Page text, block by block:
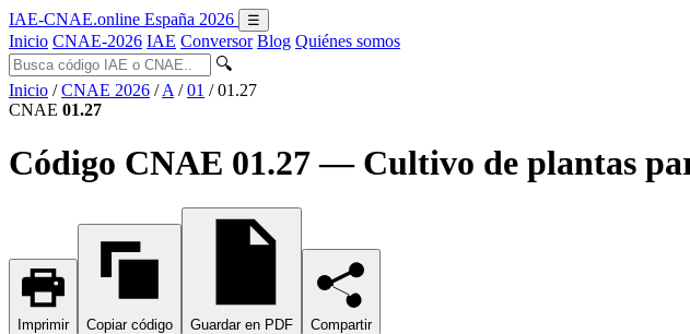
IAE-CNAE.online España 2026 ☰
Inicio CNAE-2026 IAE Conversor Blog Quiénes somos
🔍
Inicio / CNAE 2026 / A / 01 / 01.27
CNAE 01.27
Código CNAE 01.27 — Cultivo de plantas
Imprimir Copiar código Guardar en PDF Compartir